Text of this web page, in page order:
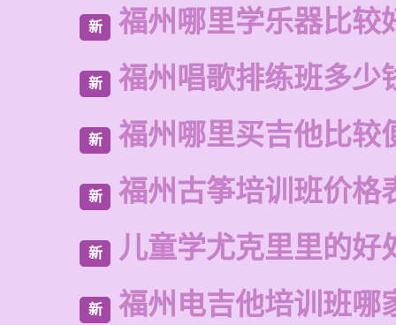
新 福州哪里学乐器比较
新 福州唱歌排练班多少
新 福州哪里买吉他比较
新 福州古筝培训班价格
新 儿童学尤克里里的好
新 福州电吉他培训班哪